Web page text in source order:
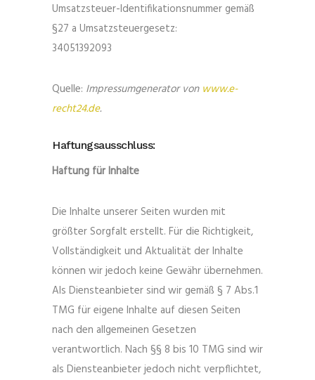
Umsatzsteuer-Identifikationsnummer gemäß
§27 a Umsatzsteuergesetz:
34051392093
Quelle: Impressumgenerator von www.e-
recht24.de.
Haftungsausschluss:
Haftung für Inhalte
Die Inhalte unserer Seiten wurden mit
größter Sorgfalt erstellt. Für die Richtigkeit,
Vollständigkeit und Aktualität der Inhalte
können wir jedoch keine Gewähr übernehmen.
Als Diensteanbieter sind wir gemäß § 7 Abs.1
TMG für eigene Inhalte auf diesen Seiten
nach den allgemeinen Gesetzen
verantwortlich. Nach §§ 8 bis 10 TMG sind wir
als Diensteanbieter jedoch nicht verpflichtet,